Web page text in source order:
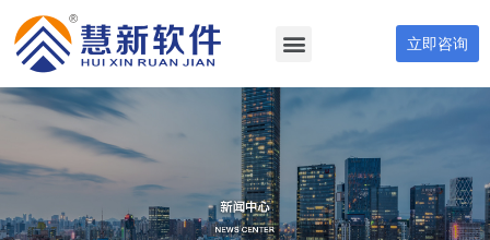
立即咨询